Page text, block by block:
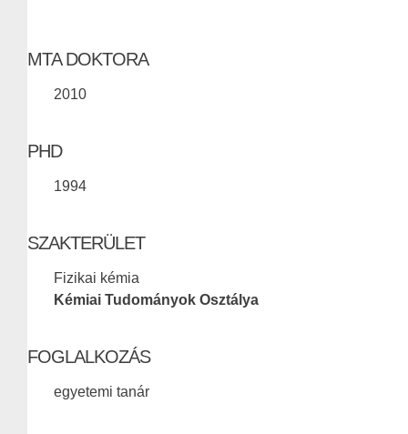
MTA DOKTORA
2010
PHD
1994
SZAKTERÜLET
Fizikai kémia
Kémiai Tudományok Osztálya
FOGLALKOZÁS
egyetemi tanár